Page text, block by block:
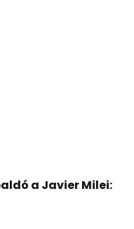
a Javier Milei: